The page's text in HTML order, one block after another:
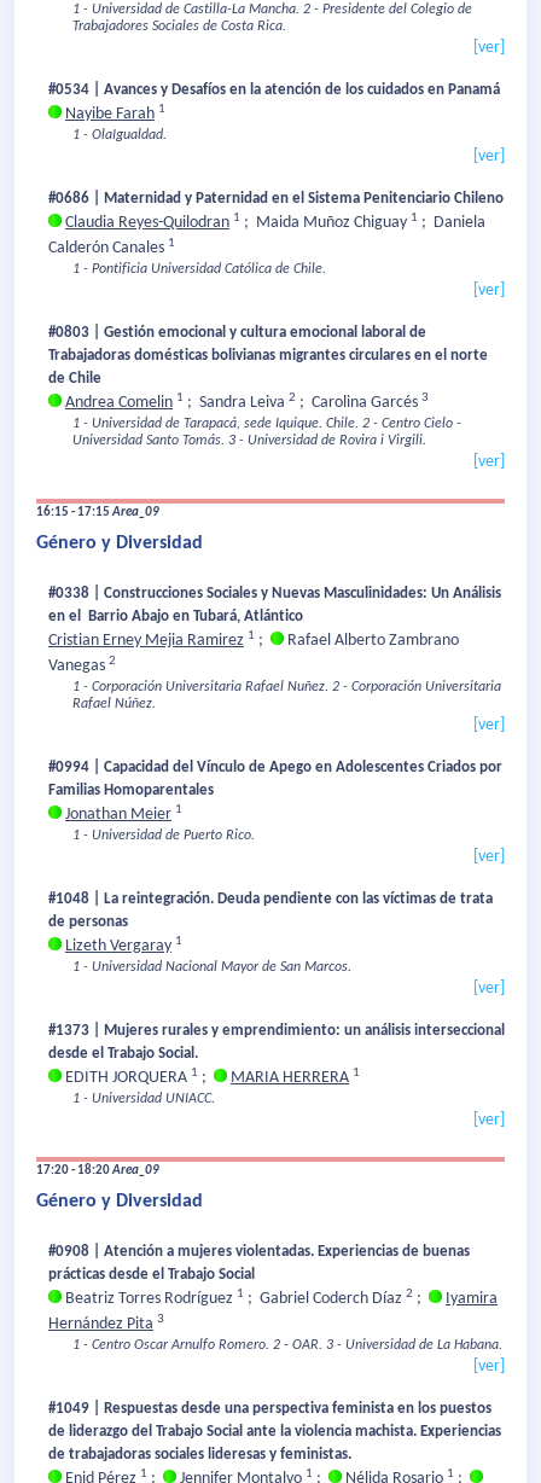
1 - Universidad de Castilla-La Mancha. 2 - Presidente del Colegio de
Trabajadores Sociales de Costa Rica.
[ver]
#0534 | Avances y Desafíos en la atención de los cuidados en Panamá
Nayibe Farah 1
1 - OlaIgualdad.
[ver]
#0686 | Maternidad y Paternidad en el Sistema Penitenciario Chileno
Claudia Reyes-Quilodran 1 ; Maida Muñoz Chiguay 1 ; Daniela
Calderón Canales 1
1 - Pontificia Universidad Católica de Chile.
[ver]
#0803 | Gestión emocional y cultura emocional laboral de
Trabajadoras domésticas bolivianas migrantes circulares en el norte
de Chile
Andrea Comelin 1 ; Sandra Leiva 2 ; Carolina Garcés 3
1 - Universidad de Tarapacá, sede Iquique. Chile. 2 - Centro Cielo -
Universidad Santo Tomás. 3 - Universidad de Rovira i Virgili.
[ver]
16:15 - 17:15Area_09
Género y Diversidad
#0338 | Construcciones Sociales y Nuevas Masculinidades: Un Análisis
en el Barrio Abajo en Tubará, Atlántico
Cristian Erney Mejia Ramirez 1 ;
Rafael Alberto Zambrano
Vanegas 2
1 - Corporación Universitaria Rafael Nuñez. 2 - Corporación Universitaria
Rafael Núñez.
[ver]
#0994 | Capacidad del Vínculo de Apego en Adolescentes Criados por
Familias Homoparentales
Jonathan Meier 1
1 - Universidad de Puerto Rico.
[ver]
#1048 | La reintegración. Deuda pendiente con las víctimas de trata
de personas
Lizeth Vergaray 1
1 - Universidad Nacional Mayor de San Marcos.
[ver]
#1373 | Mujeres rurales y emprendimiento: un análisis interseccional
desde el Trabajo Social.
EDITH JORQUERA 1 ; MARIA HERRERA 1
1 - Universidad UNIACC.
[ver]
17:20 - 18:20Area_09
Género y Diversidad
#0908 | Atención a mujeres violentadas. Experiencias de buenas
prácticas desde el Trabajo Social
Beatriz Torres Rodríguez 1 ; Gabriel Coderch Díaz 2 ;
Iyamira
Hernández Pita 3
1 - Centro Oscar Arnulfo Romero. 2 - OAR. 3 - Universidad de La Habana.
[ver]
#1049 | Respuestas desde una perspectiva feminista en los puestos
de liderazgo del Trabajo Social ante la violencia machista. Experiencias
de trabajadoras sociales lideresas y feministas.
Enid Pérez 1 ; Jennifer Montalvo 1 ; Nélida Rosario 1 ;